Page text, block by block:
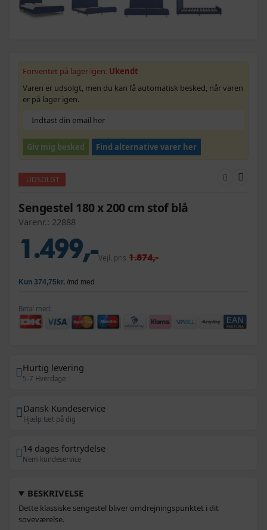
Forventet på lager igen: Ukendt
Varen er udsolgt, men du kan få automatisk besked, når varen
er på lager igen.
Giv mig besked Find alternative varer her
UDSOLGT
Sengestel 180 x 200 cm stof blå
Varenr.: 22888
1.499,-Vejl. pris 1.874,-
Betal med:
Hurtig levering
5-7 Hverdage
Dansk Kundeservice
Hjælp tæt på dig
14 dages fortrydelse
Nem kundeservice
BESKRIVELSE
Dette klassiske sengestel bliver omdrejningspunktet i dit
soveværelse.